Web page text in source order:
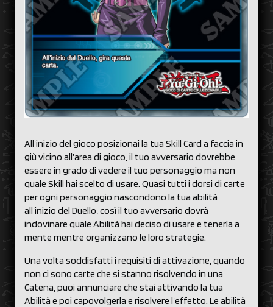
All’inizio del gioco posizionai la tua Skill Card a faccia in
giù vicino all’area di gioco, il tuo avversario dovrebbe
essere in grado di vedere il tuo personaggio ma non
quale Skill hai scelto di usare. Quasi tutti i dorsi di carte
per ogni personaggio nascondono la tua abilità
all’inizio del Duello, così il tuo avversario dovrà
indovinare quale Abilità hai deciso di usare e tenerla a
mente mentre organizzano le loro strategie.
Una volta soddisfatti i requisiti di attivazione, quando
non ci sono carte che si stanno risolvendo in una
Catena, puoi annunciare che stai attivando la tua
Abilità e poi capovolgerla e risolvere l’effetto. Le abilità